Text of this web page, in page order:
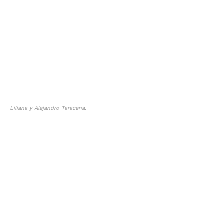
Liliana y Alejandro Taracena.